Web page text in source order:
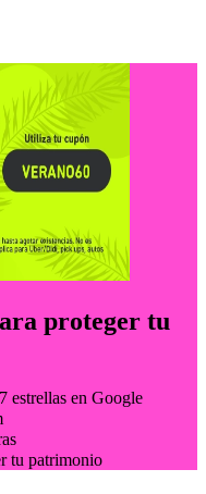
proteger tu
estrellas en Google
tu patrimonio